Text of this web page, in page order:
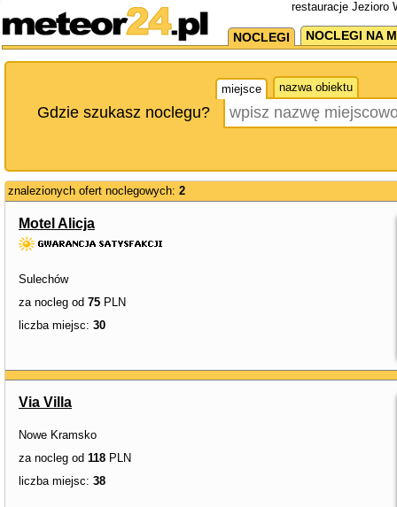
restauracje Jezioro
NOCLEGI NOCLEGI NA
miejsce nazwa obiektu
Gdzie szukasz noclegu?
znalezionych ofert noclegowych: 2
Motel Alicja
Sulechów
za nocleg od 75 PLN
liczba miejsc: 30
Via Villa
Nowe Kramsko
za nocleg od 118 PLN
liczba miejsc: 38